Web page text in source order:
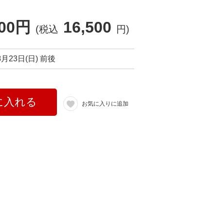
円 (税込 16,500 円)
23日(日) 前後
入れる お気に入りに追加